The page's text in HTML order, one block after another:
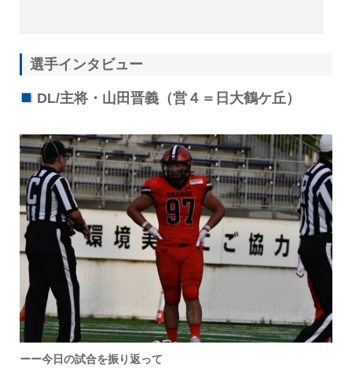
選手インタビュー
DL/主将・山田晋義（営４＝日大鶴ケ丘）
ーー今日の試合を振り返って